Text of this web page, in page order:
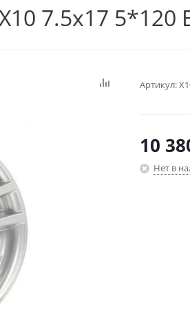
7.5x17 5*120
Артикул:
10
Нет в